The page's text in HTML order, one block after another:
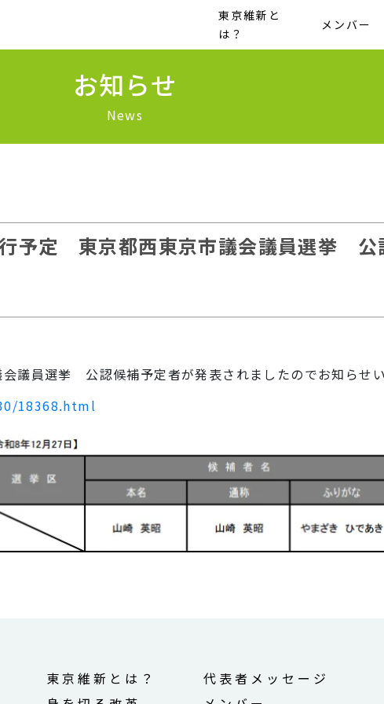
東京維新と
は？
メンバー
お知らせ
News
行予定 東京都西東京市議会議員選挙 公
議員選挙 公認候補予定者が発表されましたのでお知らせい
18368.html
東京維新とは？
代表者メッセージ